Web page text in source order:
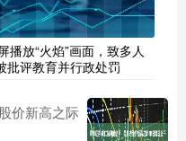
放“火焰”画面，致多人
批评教育并行政处罚
价新高之际